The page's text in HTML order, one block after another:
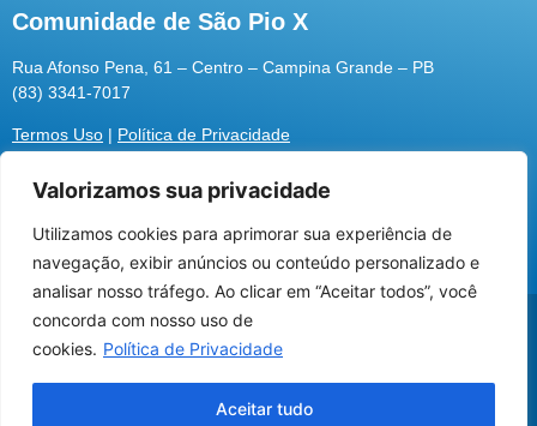
Utilizamos cookies para oferecer melhor
experiência, melhorar o desempenho, analisar
como você interage em nosso site e
personalizar conteúdo.
Valorizamos sua privacidade
Utilizamos cookies para aprimorar sua experiência de
navegação, exibir anúncios ou conteúdo personalizado e
analisar nosso tráfego. Ao clicar em “Aceitar todos”, você
concorda com nosso uso de
cookies. Política de Privacidade
Aceitar tudo
Comunidade de São Pio X
Rua Afonso Pena, 61 – Centro – Campina Grande – PB
(83) 3341-7017
Termos Uso | Política de Privacidade
@2026 Associação Carismática Católica São Pio X
Desenvolvido pelaROX